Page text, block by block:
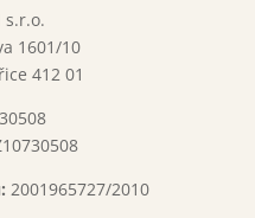
s.r.o.
1601/10
412 01
10730508
2001965727/2010